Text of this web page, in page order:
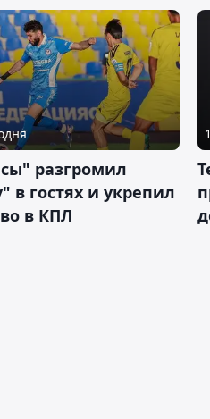
разгромил
в гостях и укрепил
в КПЛ